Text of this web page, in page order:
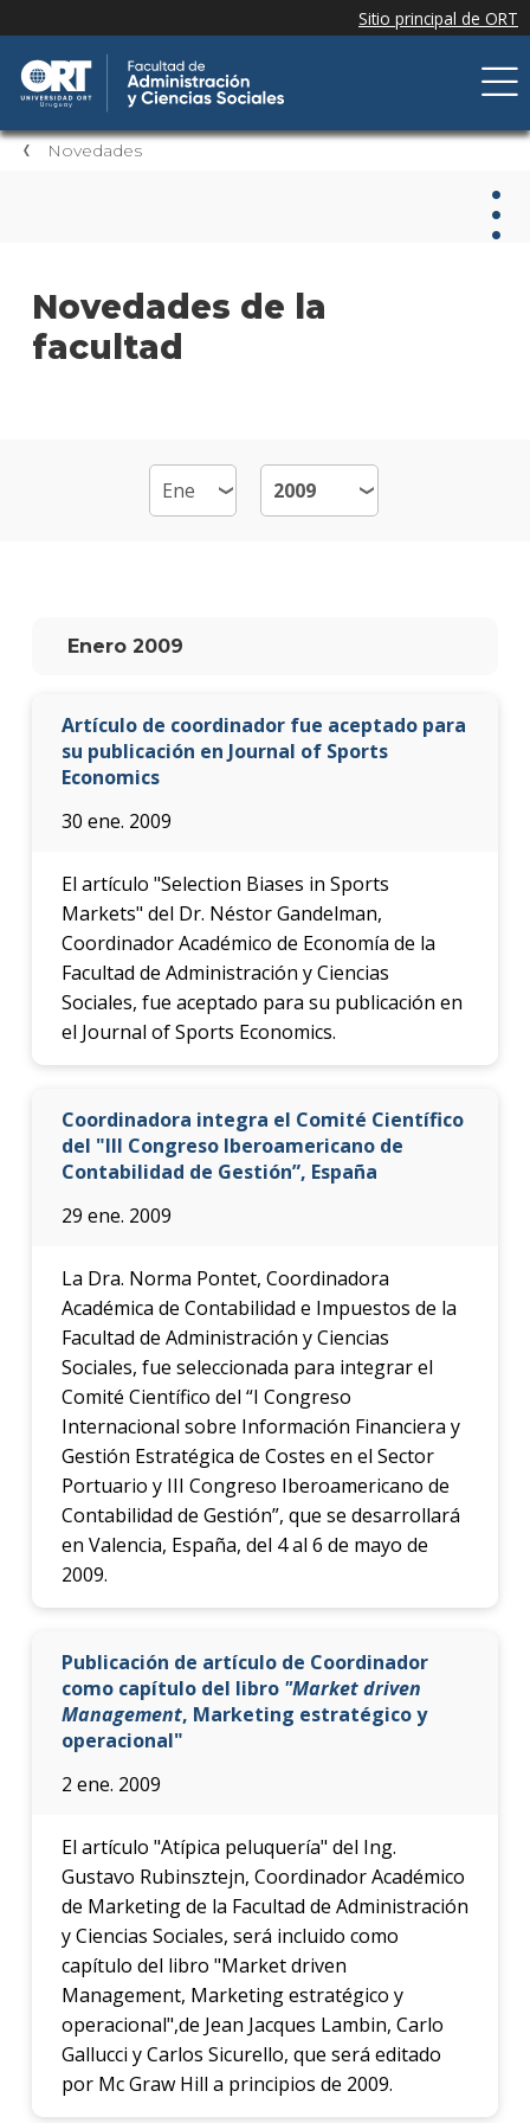
Novedades
Novedades de la
facultad
Enero 2009
Artículo de coordinador fue aceptado para
su publicación en Journal of Sports
Economics
30 ene. 2009
El artículo "Selection Biases in Sports
Markets" del Dr. Néstor Gandelman,
Coordinador Académico de Economía de la
Facultad de Administración y Ciencias
Sociales, fue aceptado para su publicación en
el Journal of Sports Economics.
Coordinadora integra el Comité Científico
del "III Congreso Iberoamericano de
Contabilidad de Gestión”, España
29 ene. 2009
La Dra. Norma Pontet, Coordinadora
Académica de Contabilidad e Impuestos de la
Facultad de Administración y Ciencias
Sociales, fue seleccionada para integrar el
Comité Científico del “I Congreso
Internacional sobre Información Financiera y
Gestión Estratégica de Costes en el Sector
Portuario y III Congreso Iberoamericano de
Contabilidad de Gestión”, que se desarrollará
en Valencia, España, del 4 al 6 de mayo de
2009.
Publicación de artículo de Coordinador
como capítulo del libro "Market driven
Management, Marketing estratégico y
operacional"
2 ene. 2009
El artículo "Atípica peluquería" del Ing.
Gustavo Rubinsztejn, Coordinador Académico
de Marketing de la Facultad de Administración
y Ciencias Sociales, será incluido como
capítulo del libro "Market driven
Management, Marketing estratégico y
operacional",de Jean Jacques Lambin, Carlo
Gallucci y Carlos Sicurello, que será editado
por Mc Graw Hill a principios de 2009.